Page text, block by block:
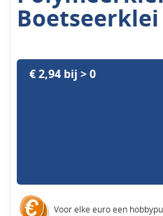
Boetseerklei
€ 2,94 bij > 0
Voor elke euro een